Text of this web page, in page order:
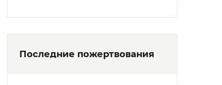
Последние пожертвования